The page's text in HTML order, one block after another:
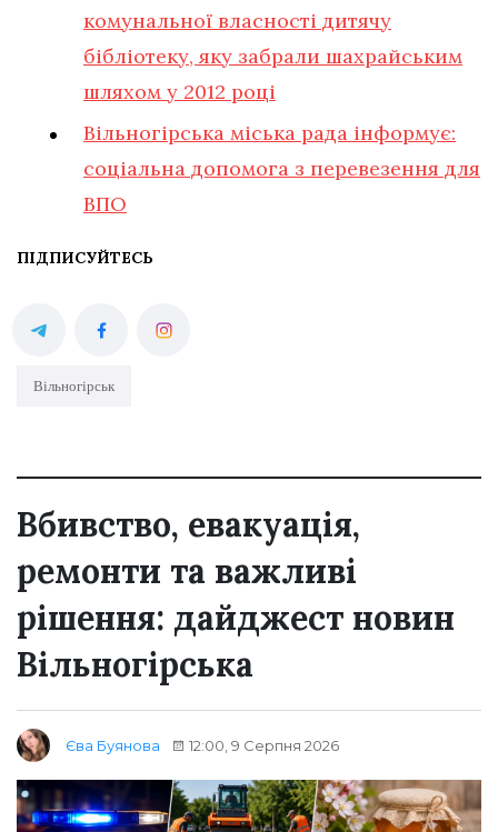
комунальної власності дитячу
бібліотеку, яку забрали шахрайським
шляхом у 2012 році
Вільногірська міська рада інформує:
соціальна допомога з перевезення для
ВПО
ПІДПИСУЙТЕСЬ
Вільногірськ
Вбивство, евакуація,
ремонти та важливі
рішення: дайджест новин
Вільногірська
Єва Буянова 12:00, 9 Серпня 2026